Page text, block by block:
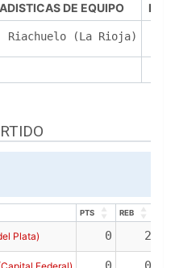
DE EQUIPO
PJ
Riachuelo (La Rioja)
PTS REB
Plata) 0 2